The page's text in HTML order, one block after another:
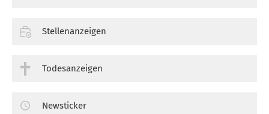
Stellenanzeigen
Todesanzeigen
Newsticker